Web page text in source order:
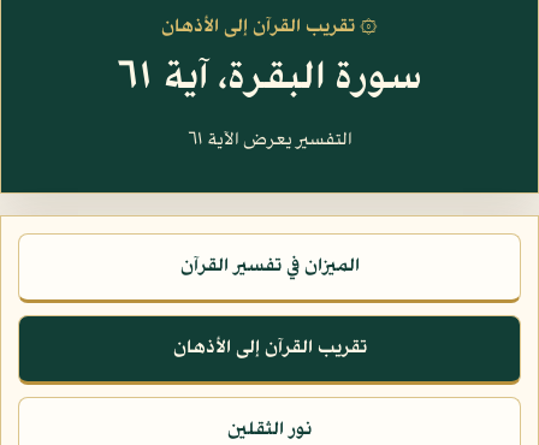
۞ تقريب القرآن إلى الأذهان
سورة البقرة، آية ٦١
التفسير يعرض الآية ٦١
الميزان في تفسير القرآن
تقريب القرآن إلى الأذهان
نور الثقلين